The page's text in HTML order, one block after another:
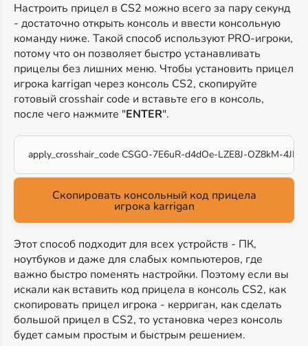
Настроить прицел в CS2 можно всего за пару секунд
- достаточно открыть консоль и ввести консольную
команду ниже. Такой способ используют PRO-игроки,
потому что он позволяет быстро устанавливать
прицелы без лишних меню. Чтобы установить прицел
игрока karrigan через консоль CS2, скопируйте
готовый crosshair code и вставьте его в консоль,
после чего нажмите "ENTER".
apply_crosshair_code CSGO-7E6uR-d4dOe-LZE8J-OZ8kM-
Скопировать консольный код прицела
игрока karrigan
Этот способ подходит для всех устройств - ПК,
ноутбуков и даже для слабых компьютеров, где
важно быстро поменять настройки. Поэтому если вы
искали как вставить код прицела в консоль CS2, как
скопировать прицел игрока - керриган, как сделать
большой прицел в CS2, то установка через консоль
будет самым простым и быстрым решением.